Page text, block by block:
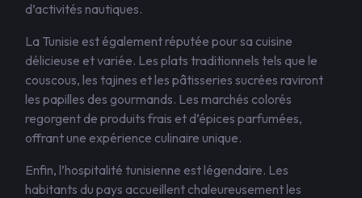
d’activités nautiques.
La Tunisie est également réputée pour sa cuisine
délicieuse et variée. Les plats traditionnels tels que le
couscous, les tajines et les pâtisseries sucrées raviront
les papilles des gourmands. Les marchés colorés
regorgent de produits frais et d’épices parfumées,
offrant une expérience culinaire unique.
Enfin, l’hospitalité tunisienne est légendaire. Les
habitants du pays accueillent chaleureusement les